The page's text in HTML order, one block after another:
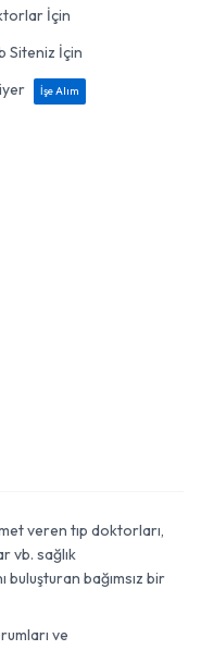
İçin
Siteniz İçin
İşe Alım
veren tıp doktorları,
vb. sağlık
bağımsız bir
ve